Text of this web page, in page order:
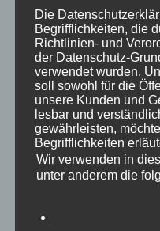
Fokus.
Abgerundet
Fachvorträge,
Gesprächskreise
und dem
Expertnnen aus
präsentierten hier
Publikum unter
Die
Begrifflichkeiten, die
Richtlinien- und
der Datenschutz-
verwendet wurden.
soll sowohl für die
unsere Kunden und
lesbar und
gewährleisten,
Begrifflichkeiten
Wir verwenden in
unter anderem die